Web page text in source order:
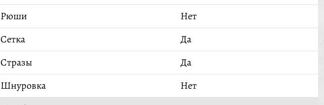
Рюши
Нет
Сетка
Да
Стразы
Да
Шнуровка
Нет